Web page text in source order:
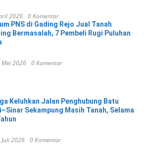
2026 0 Komentar
PNS di Gading Rejo Jual Tanah
Bermasalah, 7 Pembeli Rugi Puluhan
Mei 2026 0 Komentar
Keluhkan Jalan Penghubung Batu
Sekampung Masih Tanah, Selama
2026 0 Komentar